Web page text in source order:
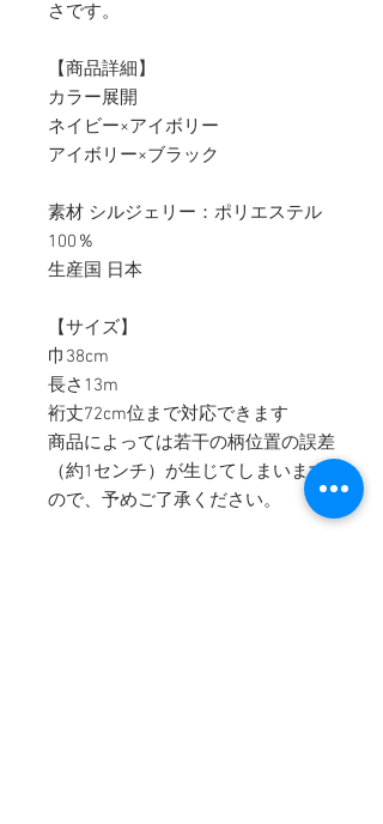
さです。
【商品詳細】
カラー展開
ネイビー×アイボリー
アイボリー×ブラック
素材 シルジェリー：ポリエステル
100％
生産国 日本
【サイズ】
巾38cm
長さ13m
裄丈72cm位まで対応できます
商品によっては若干の柄位置の誤差
（約1センチ）が生じてしまいます
ので、予めご了承ください。